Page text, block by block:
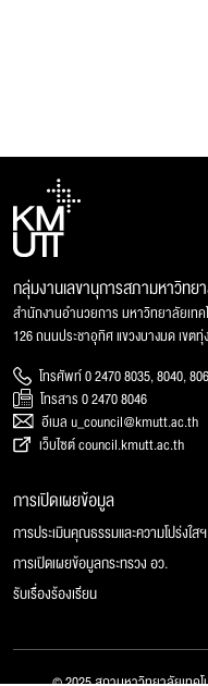
กลุ่มงานเลขานุการสภามหาวิทย
สำนักงานอำนวยการ มหาวิทยาลัยเท
126 ถนนประชาอุทิศ แขวงบางมด เขต
โทรศัพท์ 0 2470 8035, 8040,
โทรสาร 0 2470 8046
อีเมล u_council@kmutt.ac.th
เว็บไซต์ council.kmutt.ac.th
การเปิดเผยข้อมูล
การประเมินคุณธรรมและความโปร่งใส
การเปิดเผยข้อมูลกระทรวง อว.
รับเรื่องร้องเรียน